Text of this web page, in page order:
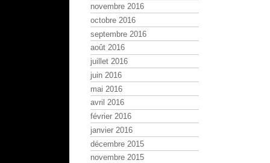
novembre 2016
octobre 2016
septembre 2016
août 2016
juillet 2016
juin 2016
mai 2016
avril 2016
février 2016
janvier 2016
décembre 2015
novembre 2015